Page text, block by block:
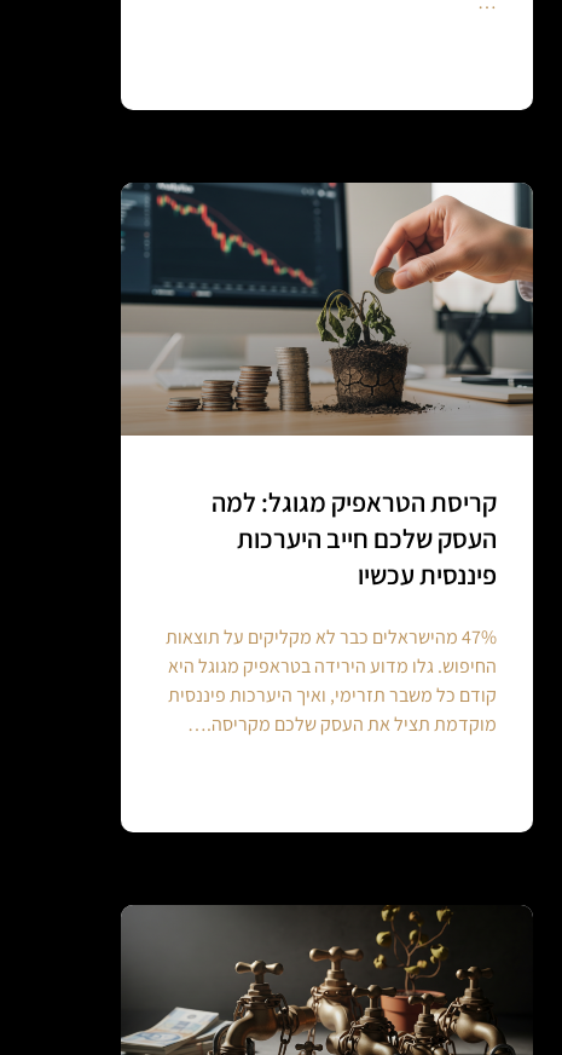
קריסת הטראפיק מגוגל: למה
העסק שלכם חייב היערכות
פיננסית עכשיו
47% מהישראלים כבר לא מקליקים על תוצאות
החיפוש. גלו מדוע הירידה בטראפיק מגוגל היא
קודם כל משבר תזרימי, ואיך היערכות פיננסית
מוקדמת תציל את העסק שלכם מקריסה.…